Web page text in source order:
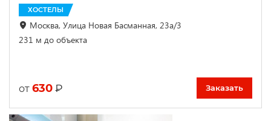
ХОСТЕЛЫ
Москва, Улица Новая Басманная, 23а/3
231 м до объекта
от 630 ₽ Заказать